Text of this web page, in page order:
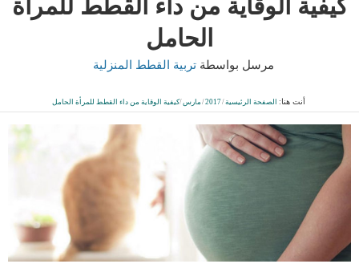
كيفية الوقاية من داء القطط للمرأة
الحامل
مرسل بواسطة تربية القطط المنزلية
أنت هنا: الصفحة الرئيسية/
2017
/ مارس/كيفية الوقاية من داء القطط للمرأة الحامل